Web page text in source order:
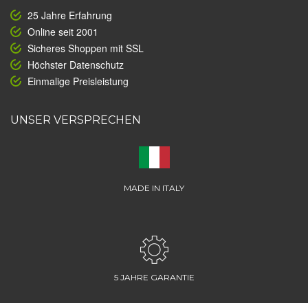
25 Jahre Erfahrung
Online seit 2001
Sicheres Shoppen mit SSL
Höchster Datenschutz
Einmalige Preisleistung
UNSER VERSPRECHEN
MADE IN ITALY
5 JAHRE GARANTIE